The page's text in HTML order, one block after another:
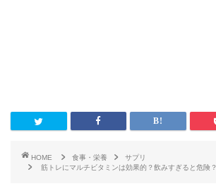
HOME 食事・栄養
サプリ
筋トレにマルチビタミンは効果的？飲みすぎると危険？